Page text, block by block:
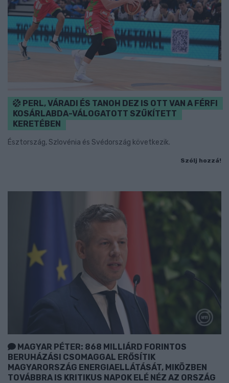
PERL, VÁRADI ÉS TANOH DEZ IS OTT VAN A FÉRFI
KOSÁRLABDA-VÁLOGATOTT SZŰKÍTETT
KERETÉBEN
Észtország, Szlovénia és Svédország következik.
Szólj hozzá!
MAGYAR PÉTER: 868 MILLIÁRD FORINTOS
BERUHÁZÁSI CSOMAGGAL ERŐSÍTIK
MAGYARORSZÁG ENERGIAELLÁTÁSÁT, MIKÖZBEN
TOVÁBBRA IS KRITIKUS NAPOK ELÉ NÉZ AZ ORSZÁG